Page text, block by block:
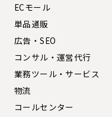
ECモール
単品通販
広告・SEO
コンサル・運営代行
業務ツール・サービス
物流
コールセンター